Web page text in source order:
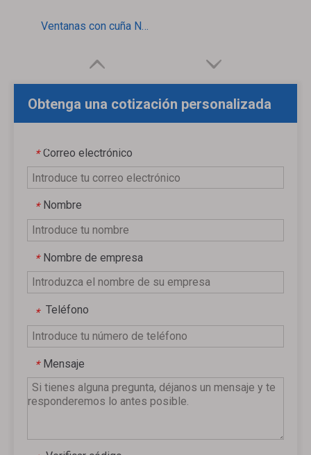
Ventanas con cuña N-BK7
Obtenga una cotización personalizada
gratuita
* Correo electrónico
* Nombre
* Nombre de empresa
* Teléfono
* Mensaje